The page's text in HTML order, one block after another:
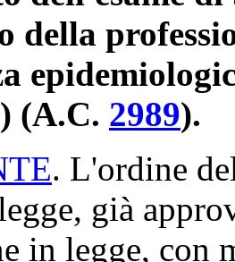
della
(A.C. 2989​).
. L'ordine
già
in legge, con